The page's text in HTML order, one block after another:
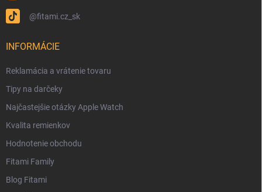
@fitami.cz_sk
INFORMÁCIE
Reklamácia a vrátenie tovaru
Tipy na darčeky
Najčastejšie otázky Apple Watch
Kvalita remienkov
Hodnotenie obchodu
Fitami Family
Blog Fitami